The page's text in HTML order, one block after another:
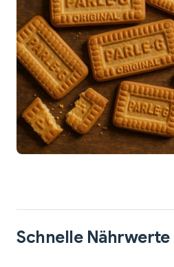
Schnelle Nährwerte